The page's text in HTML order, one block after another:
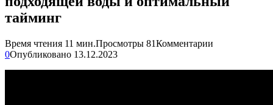
тайминг
Время чтения 11 мин.Просмотры 81Комментарии
0Опубликовано 13.12.2023